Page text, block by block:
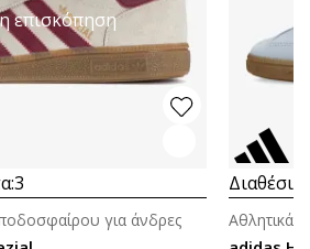
επισκόπηση
3
για άνδρες Αθλητικά